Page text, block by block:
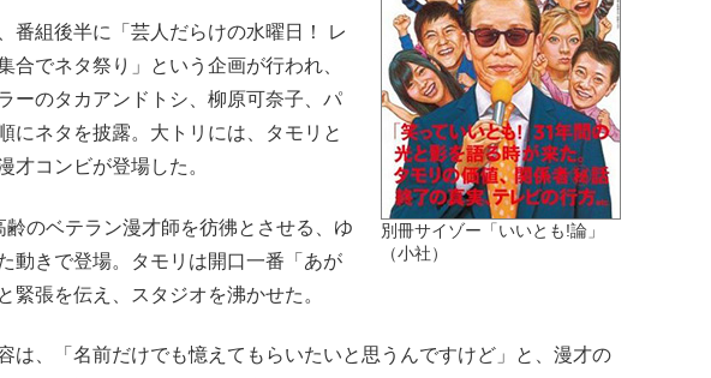
別冊サイゾー「いいとも!論」
（小社）
番組後半に「芸人だらけの水曜日！ レ
合でネタ祭り」という企画が行われ、
ーのタカアンドトシ、柳原可奈子、パ
にネタを披露。大トリには、タモリと
才コンビが登場した。
のベテラン漫才師を彷彿とさせる、ゆ
動きで登場。タモリは開口一番「あが
緊張を伝え、スタジオを沸かせた。
は、「名前だけでも憶えてもらいたいと思うんですけど」と、漫才の